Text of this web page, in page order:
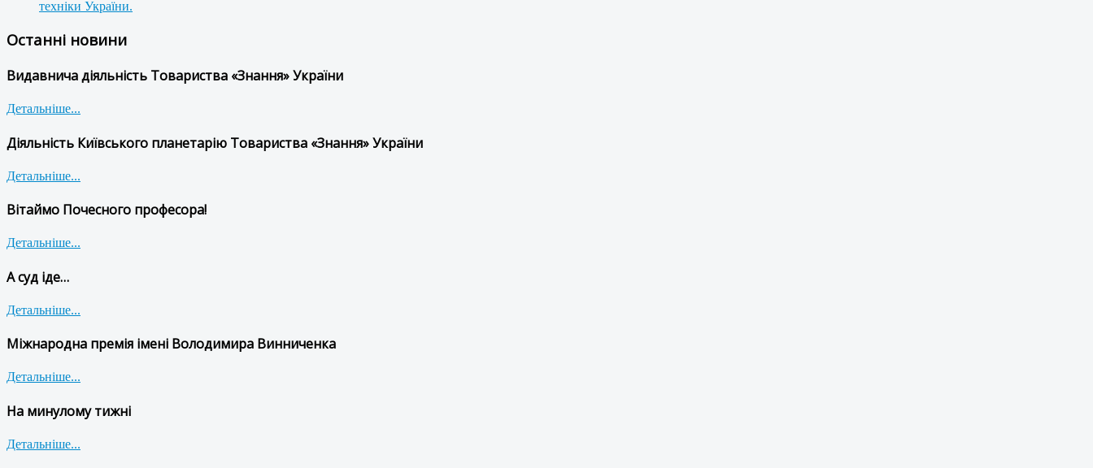
техніки України.
Останні новини
Видавнича діяльність Товариства «Знання» України
Детальніше...
Діяльність Київського планетарію Товариства «Знання» України
Детальніше...
Вітаймо Почесного професора!
Детальніше...
А суд іде…
Детальніше...
Міжнародна премія імені Володимира Винниченка
Детальніше...
На минулому тижні
Детальніше...